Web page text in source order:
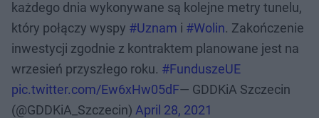
każdego dnia wykonywane są kolejne metry tunelu,
który połączy wyspy #Uznam i #Wolin. Zakończenie
inwestycji zgodnie z kontraktem planowane jest na
wrzesień przyszłego roku. #FunduszeUE
pic.twitter.com/Ew6xHw05dF— GDDKiA Szczecin
(@GDDKiA_Szczecin) April 28, 2021